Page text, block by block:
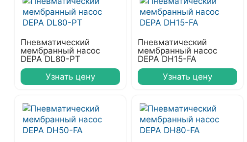
Пневматический
мембранный насос
DEPA DL80-PT
Узнать цену
Пневматический
мембранный насос
DEPA DH15-FA
Узнать цену